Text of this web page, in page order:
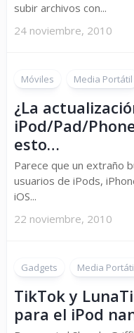
subir archivos con...
24 noviembre, 2010
Móviles Media Portátil
¿La
iPod/Pad/
esto…
Parece que un extraño
usuarios de iPods,
iOS...
22 noviembre, 2010
Gadgets Media
TikTok y
para el iPod